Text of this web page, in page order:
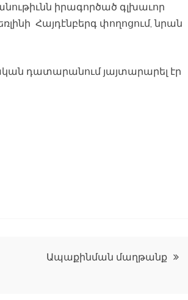
իրագործած գլխաւոր
Հայդէնբերգ փողոցում, նրան
դատարանում յայտարարել էր
Ապաքինման մաղթանք